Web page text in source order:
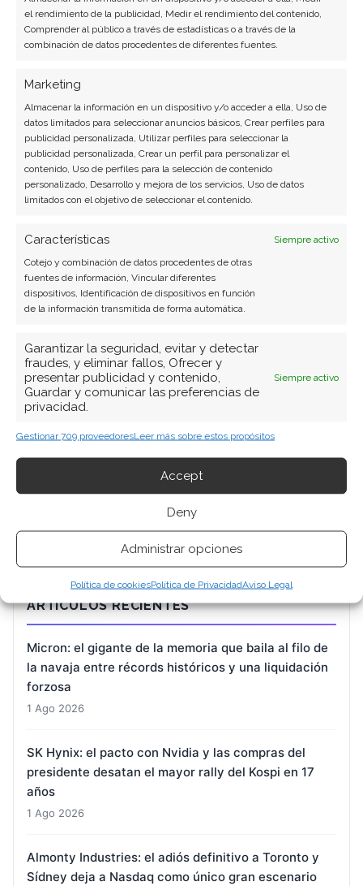
el rendimiento de la publicidad, Medir el rendimiento del contenido,
Comprender al público a través de estadísticas o a través de la
combinación de datos procedentes de diferentes fuentes.
Marketing
Almacenar la información en un dispositivo y/o acceder a ella, Uso de
datos limitados para seleccionar anuncios básicos, Crear perfiles para
publicidad personalizada, Utilizar perfiles para seleccionar la
publicidad personalizada, Crear un perfil para personalizar el
contenido, Uso de perfiles para la selección de contenido
personalizado, Desarrollo y mejora de los servicios, Uso de datos
limitados con el objetivo de seleccionar el contenido.
Características
Siempre activo
Cotejo y combinación de datos procedentes de otras
fuentes de información, Vincular diferentes
dispositivos, Identificación de dispositivos en función
de la información transmitida de forma automática.
Garantizar la seguridad, evitar y detectar
fraudes, y eliminar fallos, Ofrecer y
presentar publicidad y contenido,
Guardar y comunicar las preferencias de
privacidad.
Siempre activo
Gestionar 709 proveedoresLeer más sobre estos propósitos
Accept
Deny
Administrar opciones
Política de cookiesPolítica de PrivacidadAviso Legal
ARTÍCULOS RECIENTES
Micron: el gigante de la memoria que baila al filo de
la navaja entre récords históricos y una liquidación
forzosa
1 Ago 2026
SK Hynix: el pacto con Nvidia y las compras del
presidente desatan el mayor rally del Kospi en 17
años
1 Ago 2026
Almonty Industries: el adiós definitivo a Toronto y
Sídney deja a Nasdaq como único gran escenario